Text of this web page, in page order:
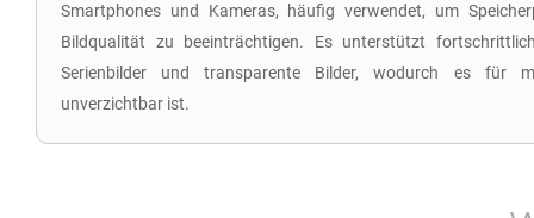
Smartphones und Kameras, häufig verwendet, um
Bildqualität zu beeinträchtigen. Es unterstützt
Serienbilder und transparente Bilder, wodurch es für
unverzichtbar ist.